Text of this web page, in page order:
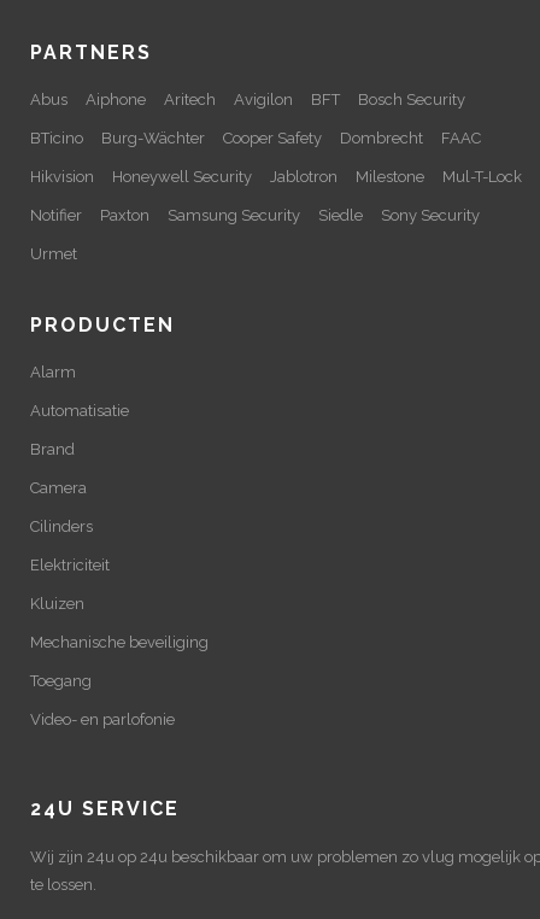
PARTNERS
Abus Aiphone Aritech Avigilon BFT Bosch Security
BTicino Burg-Wächter Cooper Safety Dombrecht FAAC
Hikvision Honeywell Security Jablotron Milestone Mul-T-Lock
Notifier Paxton Samsung Security Siedle Sony Security
Urmet
PRODUCTEN
Alarm
Automatisatie
Brand
Camera
Cilinders
Elektriciteit
Kluizen
Mechanische beveiliging
Toegang
Video- en parlofonie
24U SERVICE
Wij zijn 24u op 24u beschikbaar om uw problemen zo vlug mogelijk
te lossen.